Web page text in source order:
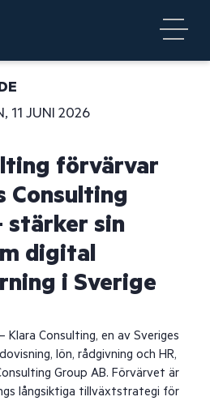
11 JUNI 2026
förvärvar
Consulting
stärker sin
digital
i Sverige
– Klara Consulting, en av Sveriges
lön, rådgivning och HR,
Group AB. Förvärvet är
långsiktiga tillväxtstrategi för